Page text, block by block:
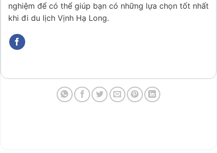
nghiệm để có thể giúp bạn có những lựa chọn tốt nhất
khi đi du lịch Vịnh Hạ Long.